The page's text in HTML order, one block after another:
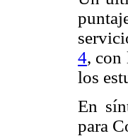
4, con
los
En
para